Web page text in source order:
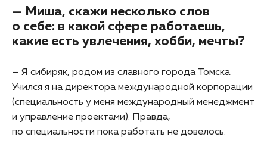
— Миша, скажи несколько слов
о себе: в какой сфере работаешь,
какие есть увлечения, хобби, мечты?
— Я сибиряк, родом из славного города Томска.
Учился я на директора международной корпорации
(специальность у меня международный менеджмент
и управление проектами). Правда,
по специальности пока работать не довелось.